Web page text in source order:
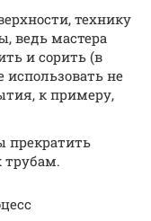
технику
ведь мастера
и сорить (в
использовать не
к примеру,
прекратить
трубам.